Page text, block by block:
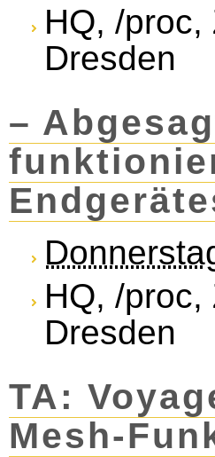
HQ, /
Dresden
–
HQ, /
Dresden
TA:
Mesh-